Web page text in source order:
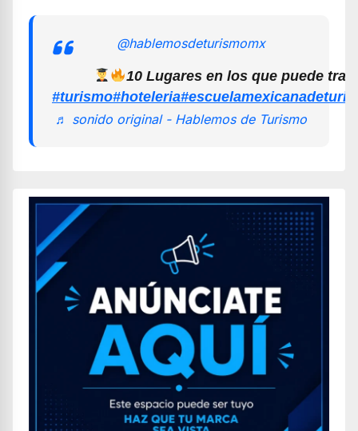
@hablemosdeturismomx
10 Lugares en los que puede
#turismo#hoteleria
♬ sonido original - Hablemos de Turismo